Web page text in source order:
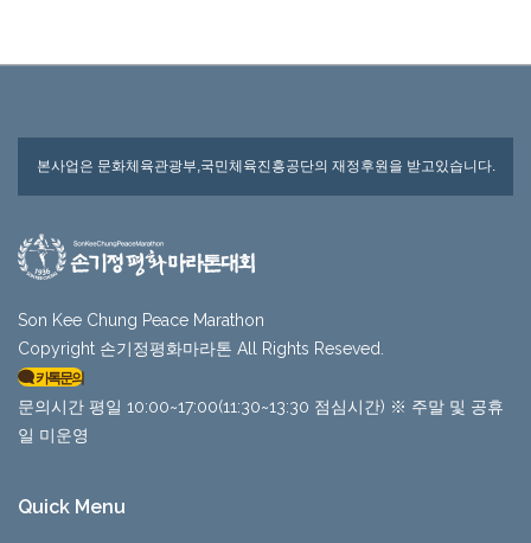
본사업은 문화체육관광부,국민체육진흥공단의 재정후원을 받고있습니다.
Son Kee Chung Peace Marathon
Copyright 손기정평화마라톤 All Rights Reseved.
카톡문의
문의시간 평일 10:00~17:00(11:30~13:30 점심시간) ※ 주말 및 공휴
일 미운영
Quick Menu